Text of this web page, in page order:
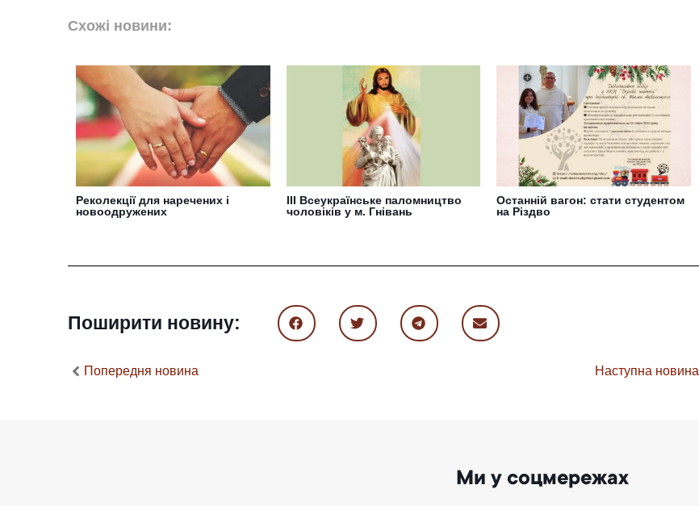
Схожі новини:
Реколекції для наречених і
новоодружених
III Всеукраїнське паломництво
чоловіків у м. Гнівань
Останній вагон: стати студентом
на Різдво
Поширити новину:
Попередня новина Наступна новина
Ми у соцмережах